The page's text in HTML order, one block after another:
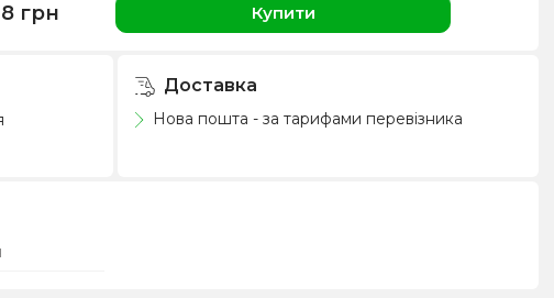
грн Купити
Доставка
Нова пошта - за тарифами перевізника